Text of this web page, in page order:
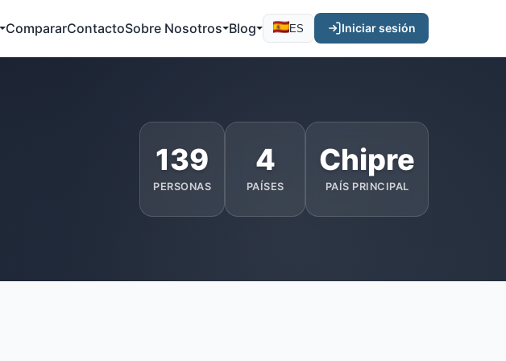
CompararContactoSobre Nosotros Blog ES Iniciar sesión
139
PERSONAS
4
PAÍSES
Chipre
PAÍS PRINCIPAL